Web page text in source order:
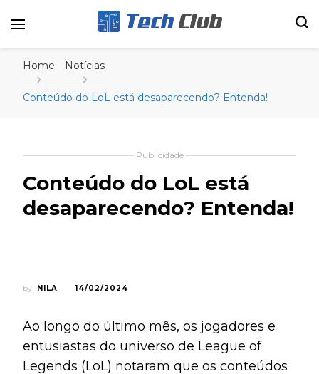
Canal Tech
Home
Notícias
Conteúdo do LoL está desaparecendo? Entenda!
Publicidade
Conteúdo do LoL está
desaparecendo? Entenda!
by NILA 14/02/2024
Ao longo do último mês, os jogadores e
entusiastas do universo de League of
Legends (LoL) notaram que os conteúdos